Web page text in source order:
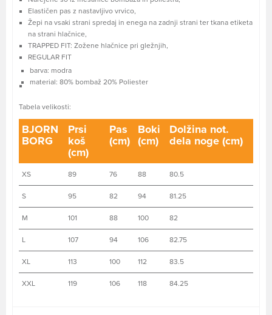
Elastičen pas z nastavljivo vrvico,
Žepi na vsaki strani spredaj in enega na zadnji strani ter tkana etiketa
na strani hlačnice,
TRAPPED FIT: Zožene hlačnice pri gležnjih,
REGULAR FIT
barva: modra
material: 80% bombaž 20% Poliester
Tabela velikosti:
BJORN
BORG
Prsi
koš
(cm)
Pas
(cm)
Boki
(cm)
Dolžina not.
dela noge (cm)
XS 89 76 88 80.5
S 95 82 94 81.25
M 101 88 100 82
L 107 94 106 82.75
XL 113 100 112 83.5
XXL 119 106 118 84.25